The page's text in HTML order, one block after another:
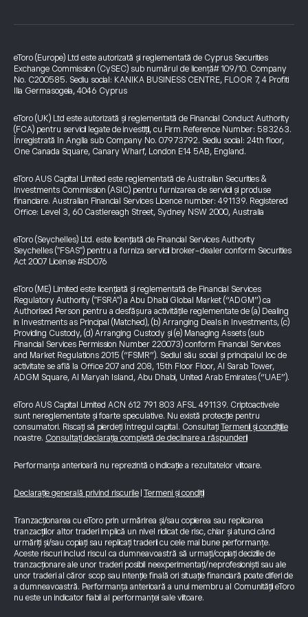
eToro (Europe) Ltd este autorizată și reglementată de Cyprus Securities
Exchange Commission (CySEC) sub numărul de licență# 109/10. Company
No. C200585. Sediu social: KANIKA BUSINESS CENTRE, FLOOR 7, 4 Profiti
Ilia Germasogeia, 4046 Cyprus
eToro (UK) Ltd este autorizată și reglementată de Financial Conduct Authority
(FCA) pentru servicii legate de investiții, cu Firm Reference Number: 583263.
Înregistrată în Anglia sub Company No. 07973792. Sediu social: 24th floor,
One Canada Square, Canary Wharf, London E14 5AB, England.
eToro AUS Capital Limited este reglementată de Australian Securities &
Investments Commission (ASIC) pentru furnizarea de servicii și produse
financiare. Australian Financial Services Licence number: 491139. Registered
Office: Level 3, 60 Castlereagh Street, Sydney NSW 2000, Australia
eToro (Seychelles) Ltd. este licențiată de Financial Services Authority
Seychelles ("FSAS") pentru a furniza servicii broker-dealer conform Securities
Act 2007 License #SD076
eToro (ME) Limited este licențiată și reglementată de Financial Services
Regulatory Authority ("FSRA") a Abu Dhabi Global Market (“ADGM”) ca
Authorised Person pentru a desfășura activitățile reglementate de (a) Dealing
in Investments as Principal (Matched), (b) Arranging Deals in Investments, (c)
Providing Custody, (d) Arranging Custody și (e) Managing Assets (sub
Financial Services Permission Number 220073) conform Financial Services
and Market Regulations 2015 (“FSMR”). Sediul său social și principalul loc de
activitate se află la Office 207 and 208, 15th Floor Floor, Al Sarab Tower,
ADGM Square, Al Maryah Island, Abu Dhabi, United Arab Emirates (“UAE”).
eToro AUS Capital Limited ACN 612 791 803 AFSL 491139. Criptoactivele
sunt nereglementate și foarte speculative. Nu există protecție pentru
consumatori. Riscați să pierdeți întregul capital. Consultați Termenii și condițiile
noastre. Consultați declarația completă de declinare a răspunderii
Performanța anterioară nu reprezintă o indicație a rezultatelor viitoare.
Declarație generală privind riscurile Termeni și condiții
Tranzacționarea cu eToro prin urmărirea și/sau copierea sau replicarea
tranzacțiilor altor traderi implică un nivel ridicat de risc, chiar și atunci când
urmăriți și/sau copiați sau replicați traderii cu cele mai bune performanțe.
Aceste riscuri includ riscul ca dumneavoastră să urmați/copiați deciziile de
tranzacționare ale unor traderi posibil neexperimentați/neprofesioniști sau ale
unor traderi al căror scop sau intenție finală ori situație financiară poate diferi de
a dumneavoastră. Performanța anterioară a unui membru al Comunității eToro
nu este un indicator fiabil al performanței sale viitoare.